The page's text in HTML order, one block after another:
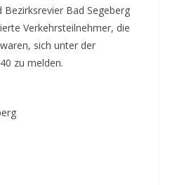
Bad Segeberg
Verkehrsteilnehmer, die
sich unter der
zu melden.